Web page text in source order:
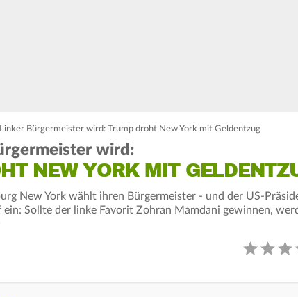
Bürgermeister wird: Trump droht New York mit Geldentzug
wird:
NEW YORK MIT
New York wählt ihren Bürgermeister - und der US-
Sollte der linke Favorit Zohran Mamdani gewinnen,